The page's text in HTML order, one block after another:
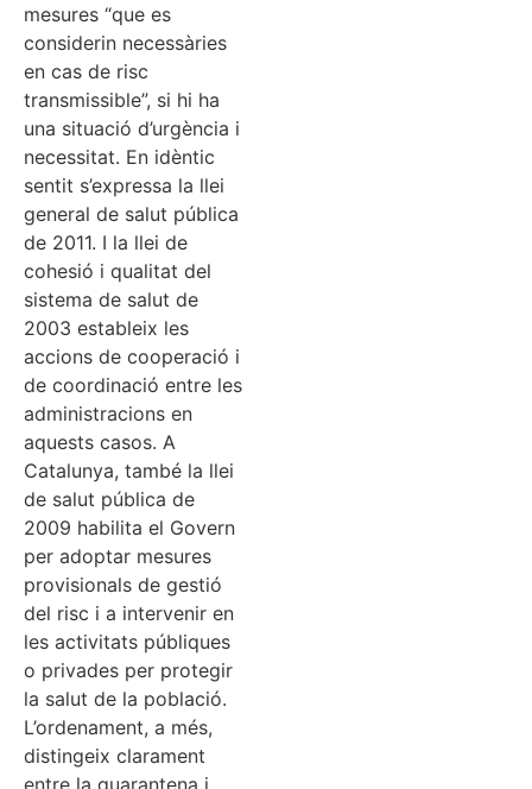
mesures “que es
considerin necessàries
en cas de risc
transmissible”, si hi ha
una situació d’urgència i
necessitat. En idèntic
sentit s’expressa la llei
general de salut pública
de 2011. I la llei de
cohesió i qualitat del
sistema de salut de
2003 estableix les
accions de cooperació i
de coordinació entre les
administracions en
aquests casos. A
Catalunya, també la llei
de salut pública de
2009 habilita el Govern
per adoptar mesures
provisionals de gestió
del risc i a intervenir en
les activitats públiques
o privades per protegir
la salut de la població.
L’ordenament, a més,
distingeix clarament